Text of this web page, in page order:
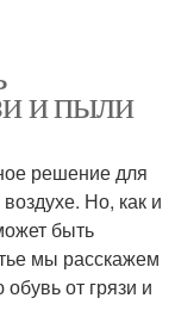
и пыли
решение для
Но, как и
быть
мы расскажем
от грязи и